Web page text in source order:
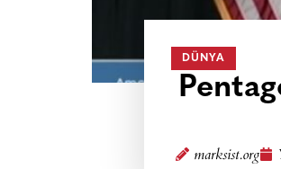
DÜNYA
marksist.org